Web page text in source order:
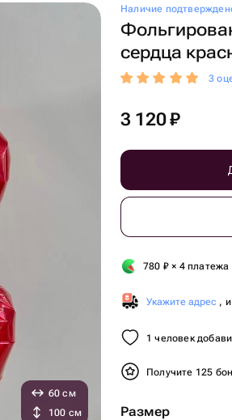
Наличие
сердца
3
3 120₽
780 ₽ × 4 платежа
Укажите адрес ,
1 человек
Получите 125
Размер
60 см
100 см